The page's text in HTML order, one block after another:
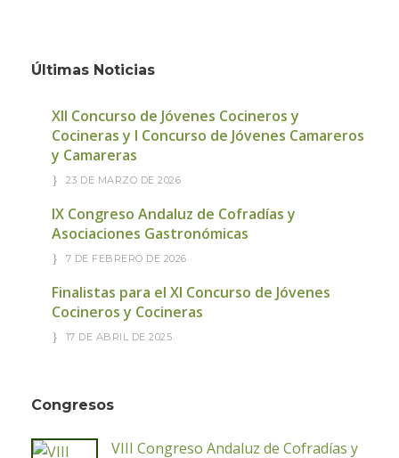
Últimas Noticias
XII Concurso de Jóvenes Cocineros y
Cocineras y I Concurso de Jóvenes Camareros
y Camareras
23 DE MARZO DE 2026
IX Congreso Andaluz de Cofradías y
Asociaciones Gastronómicas
7 DE FEBRERO DE 2026
Finalistas para el XI Concurso de Jóvenes
Cocineros y Cocineras
17 DE ABRIL DE 2025
Congresos
VIII Congreso Andaluz de Cofradías y